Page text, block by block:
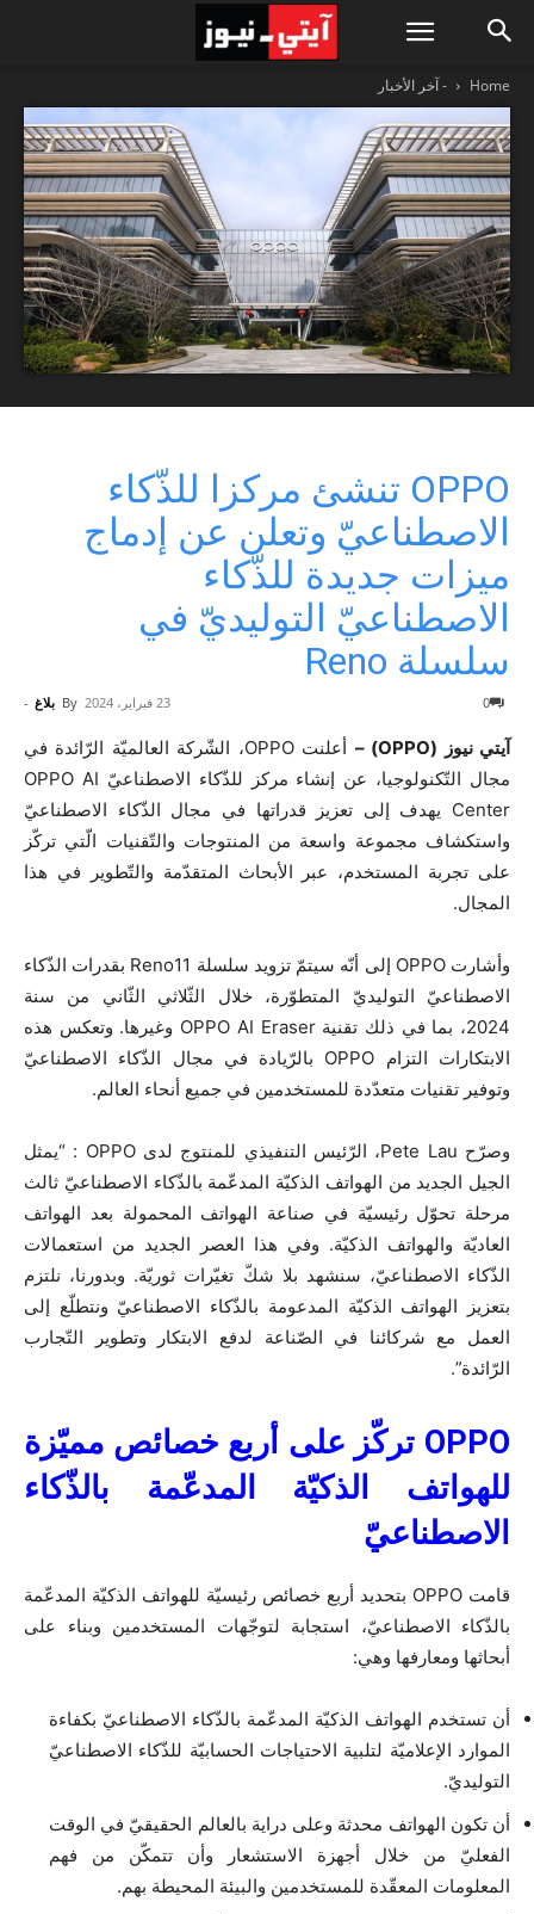
Home - آخر الأخبار
OPPO تنشئ مركزا للذّكاء
الاصطناعيّ وتعلن عن إدماج
ميزات جديدة للذّكاء
الاصطناعيّ التوليديّ في
سلسلة Reno
By بلاغ - 23 فبراير، 2024 0
آيتي نيوز (OPPO) –
أعلنت OPPO، الشّركة العالميّة الرّائدة في
مجال التّكنولوجيا، عن إنشاء مركز للذّكاء الاصطناعيّ OPPO AI
Center يهدف إلى تعزيز قدراتها في مجال الذّكاء الاصطناعيّ
واستكشاف مجموعة واسعة من المنتوجات والتّقنيات الّتي تركّز
على تجربة المستخدم، عبر الأبحاث المتقدّمة والتّطوير في هذا
المجال.
وأشارت OPPO إلى أنّه سيتمّ تزويد سلسلة Reno11 بقدرات الذّكاء
الاصطناعيّ التوليديّ المتطوّرة، خلال الثّلاثي الثّاني من سنة
2024، بما في ذلك تقنية OPPO AI Eraser وغيرها. وتعكس هذه
الابتكارات التزام OPPO بالرّيادة في مجال الذّكاء الاصطناعيّ
وتوفير تقنيات متعدّدة للمستخدمين في جميع أنحاء العالم.
وصرّح Pete Lau، الرّئيس التنفيذي للمنتوج لدى OPPO : “يمثل
الجيل الجديد من الهواتف الذكيّة المدعّمة بالذّكاء الاصطناعيّ ثالث
مرحلة تحوّل رئيسيّة في صناعة الهواتف المحمولة بعد الهواتف
العاديّة والهواتف الذكيّة. وفي هذا العصر الجديد من استعمالات
الذّكاء الاصطناعيّ، سنشهد بلا شكّ تغيّرات ثوريّة. وبدورنا، نلتزم
بتعزيز الهواتف الذكيّة المدعومة بالذّكاء الاصطناعيّ ونتطلّع إلى
العمل مع شركائنا في الصّناعة لدفع الابتكار وتطوير التّجارب
الرّائدة”.
OPPO تركّز على أربع خصائص مميّزة
للهواتف الذكيّة المدعّمة بالذّكاء
الاصطناعيّ
قامت OPPO بتحديد أربع خصائص رئيسيّة للهواتف الذكيّة المدعّمة
بالذّكاء الاصطناعيّ، استجابة لتوجّهات المستخدمين وبناء على
أبحاثها ومعارفها وهي:
أن تستخدم الهواتف الذكيّة المدعّمة بالذّكاء الاصطناعيّ بكفاءة
الموارد الإعلاميّة لتلبية الاحتياجات الحسابيّة للذّكاء الاصطناعيّ
التوليديّ.
أن تكون الهواتف محدثة وعلى دراية بالعالم الحقيقيّ في الوقت
الفعليّ من خلال أجهزة الاستشعار وأن تتمكّن من فهم
المعلومات المعقّدة للمستخدمين والبيئة المحيطة بهم.